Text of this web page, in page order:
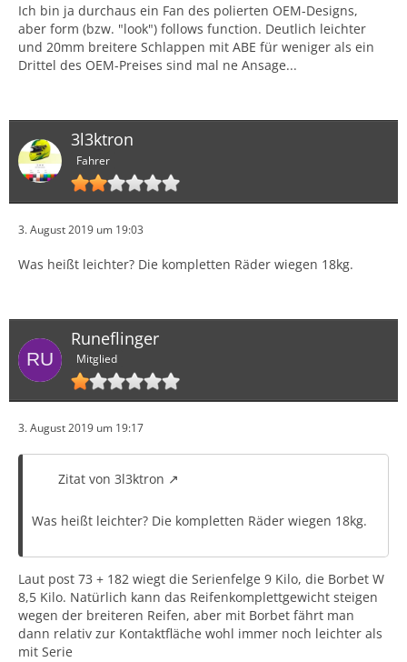
Ich bin ja durchaus ein Fan des polierten OEM-Designs,
aber form (bzw. "look") follows function. Deutlich leichter
und 20mm breitere Schlappen mit ABE für weniger als ein
Drittel des OEM-Preises sind mal ne Ansage...
3l3ktron
Fahrer
3. August 2019 um 19:03
Was heißt leichter? Die kompletten Räder wiegen 18kg.
Runeflinger
Mitglied
3. August 2019 um 19:17
Zitat von 3l3ktron
Was heißt leichter? Die kompletten Räder wiegen 18kg.
Laut post 73 + 182 wiegt die Serienfelge 9 Kilo, die Borbet W
8,5 Kilo. Natürlich kann das Reifenkomplettgewicht steigen
wegen der breiteren Reifen, aber mit Borbet fährt man
dann relativ zur Kontaktfläche wohl immer noch leichter als
mit Serie